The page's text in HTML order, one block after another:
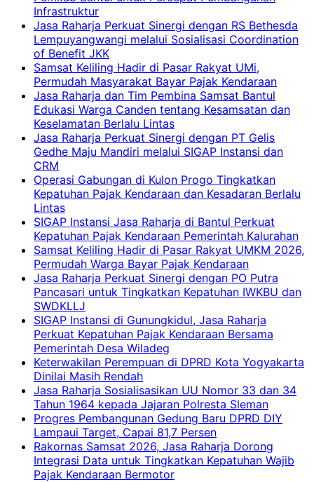
Infrastruktur
Jasa Raharja Perkuat Sinergi dengan RS Bethesda
Lempuyangwangi melalui Sosialisasi Coordination
of Benefit JKK
Samsat Keliling Hadir di Pasar Rakyat UMi,
Permudah Masyarakat Bayar Pajak Kendaraan
Jasa Raharja dan Tim Pembina Samsat Bantul
Edukasi Warga Canden tentang Kesamsatan dan
Keselamatan Berlalu Lintas
Jasa Raharja Perkuat Sinergi dengan PT Gelis
Gedhe Maju Mandiri melalui SIGAP Instansi dan
CRM
Operasi Gabungan di Kulon Progo Tingkatkan
Kepatuhan Pajak Kendaraan dan Kesadaran Berlalu
Lintas
SIGAP Instansi Jasa Raharja di Bantul Perkuat
Kepatuhan Pajak Kendaraan Pemerintah Kalurahan
Samsat Keliling Hadir di Pasar Rakyat UMKM 2026,
Permudah Warga Bayar Pajak Kendaraan
Jasa Raharja Perkuat Sinergi dengan PO Putra
Pancasari untuk Tingkatkan Kepatuhan IWKBU dan
SWDKLLJ
SIGAP Instansi di Gunungkidul, Jasa Raharja
Perkuat Kepatuhan Pajak Kendaraan Bersama
Pemerintah Desa Wiladeg
Keterwakilan Perempuan di DPRD Kota Yogyakarta
Dinilai Masih Rendah
Jasa Raharja Sosialisasikan UU Nomor 33 dan 34
Tahun 1964 kepada Jajaran Polresta Sleman
Progres Pembangunan Gedung Baru DPRD DIY
Lampaui Target, Capai 81,7 Persen
Rakornas Samsat 2026, Jasa Raharja Dorong
Integrasi Data untuk Tingkatkan Kepatuhan Wajib
Pajak Kendaraan Bermotor